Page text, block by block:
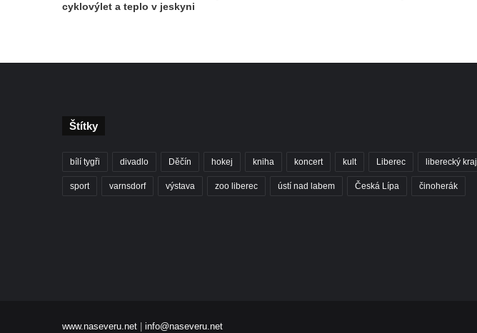
cyklovýlet a teplo v jeskyni
Štítky
bílí tygři divadlo Děčín hokej kniha koncert kult Liberec liberecký kraj
sport varnsdorf výstava zoo liberec ústí nad labem Česká Lípa činoherák
www.naseveru.net info@naseveru.net